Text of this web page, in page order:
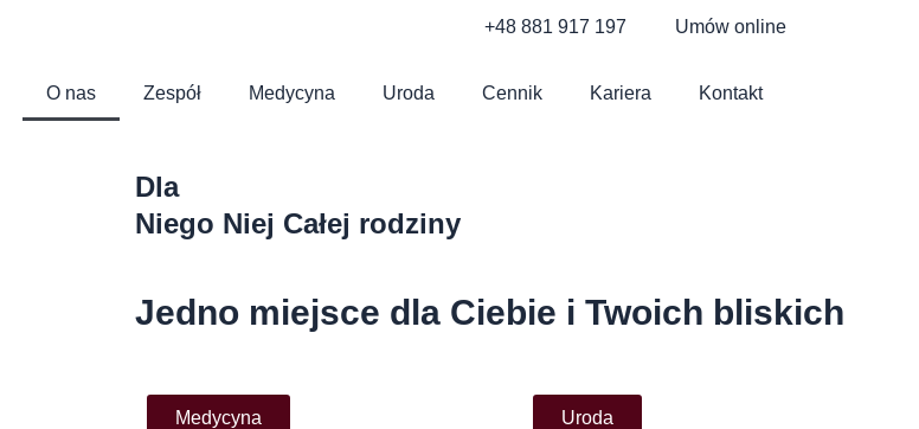
+48 881 917 197 Umów online
O nas Zespół Medycyna Uroda Cennik Kariera Kontakt
Dla
Niego Niej Całej rodziny
Jedno miejsce dla Ciebie i Twoich bliskich
Medycyna Uroda